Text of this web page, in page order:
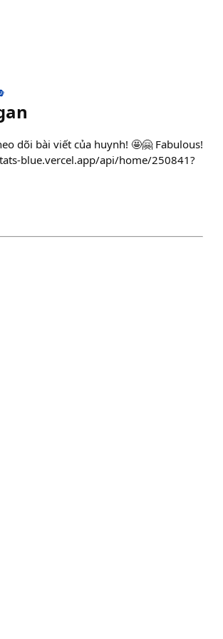
dõi bài viết của huynh! 🤩🤗 Fabulous!
blue.vercel.app/api/home/250841?